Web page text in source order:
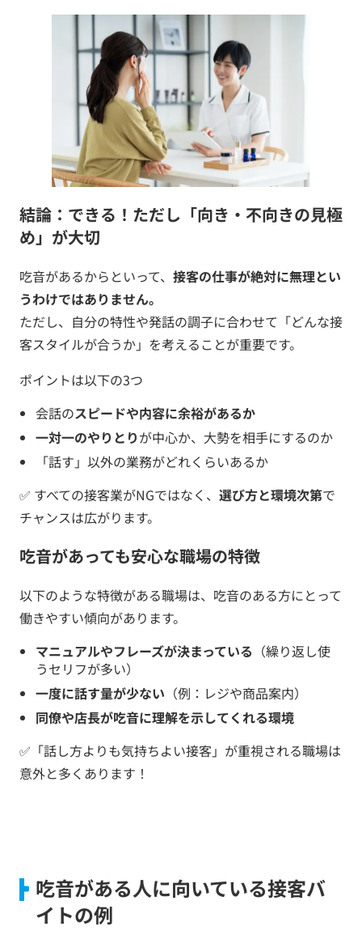
結論：できる！ただし「向き・不向きの見極
め」が大切
吃音があるからといって、 接客の仕事が絶対に無理とい
うわけではありません。
ただし、自分の特性や発話の調子に合わせて「どんな接
客スタイルが合うか」を考えることが重要です。
ポイントは以下の3つ
会話のスピードや内容に余裕があるか
一対一のやりとりが中心か、大勢を相手にするのか
「話す」以外の業務がどれくらいあるか
✅ すべての接客業がNGではなく、 選び方と環境次第で
チャンスは広がります。
吃音があっても安心な職場の特徴
以下のような特徴がある職場は、吃音のある方にとって
働きやすい傾向があります。
マニュアルやフレーズが決まっている （繰り返し使
うセリフが多い）
一度に話す量が少ない （例：レジや商品案内）
同僚や店長が吃音に理解を示してくれる環境
✅「話し方よりも気持ちよい接客」が重視される職場は
意外と多くあります！
吃音がある人に向いている接客バ
イトの例